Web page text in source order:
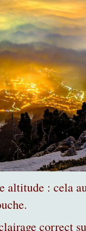
altitude : cela
correct